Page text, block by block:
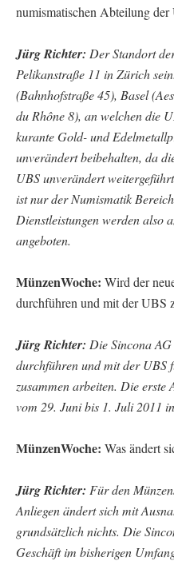
numismatischen Abteilung der
Jürg Richter: Der Standort
Pelikanstraße 11 in Zürich
(Bahnhofstraße 45), Basel
du Rhône 8), an welchen die
kurante Gold- und
unverändert beibehalten, da
UBS unverändert
ist nur der Numismatik
Dienstleistungen werden also
angeboten.
MünzenWoche: Wird der
durchführen und mit der UBS
Jürg Richter: Die Sincona
durchführen und mit der UBS
zusammen arbeiten. Die
vom 29. Juni bis 1. Juli 2011
MünzenWoche: Was ändert
Jürg Richter: Für den
Anliegen ändert sich mit
grundsätzlich nichts. Die
Geschäft im bisherigen